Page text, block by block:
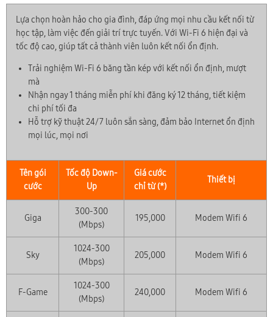
Lựa chọn hoàn hảo cho gia đình, đáp ứng mọi nhu cầu kết nối từ
học tập, làm việc đến giải trí trực tuyến. Với Wi-Fi 6 hiện đại và
tốc độ cao, giúp tất cả thành viên luôn kết nối ổn định.
Trải nghiệm Wi-Fi 6 băng tần kép với kết nối ổn định, mượt
mà
Nhận ngay 1 tháng miễn phí khi đăng ký 12 tháng, tiết kiệm
chi phí tối đa
Hỗ trợ kỹ thuật 24/7 luôn sẵn sàng, đảm bảo Internet ổn định
mọi lúc, mọi nơi
Tên gói
cước
Tốc độ Down-
Up
Giá cước
chỉ từ (*)
Thiết bị
Giga
300-300
(Mbps)
195,000 Modem Wifi 6
Sky
1024-300
(Mbps)
205,000 Modem Wifi 6
F-Game
1024-300
(Mbps)
240,000 Modem Wifi 6